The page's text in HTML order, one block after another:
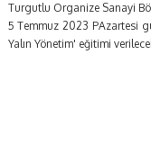
Turgutlu Organize Sanayi
5 Temmuz 2023 PAzartesi
Yalın Yönetim' eğitimi